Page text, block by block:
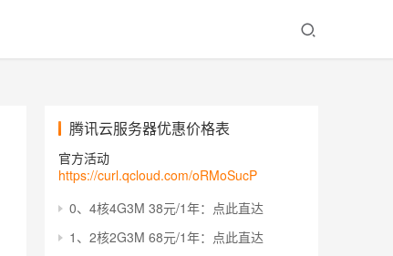
腾讯云服务器优惠价格表
官方活动
https://curl.qcloud.com/oRMoSucP
0、4核4G3M 38元/1年：点此直达
1、2核2G3M 68元/1年：点此直达